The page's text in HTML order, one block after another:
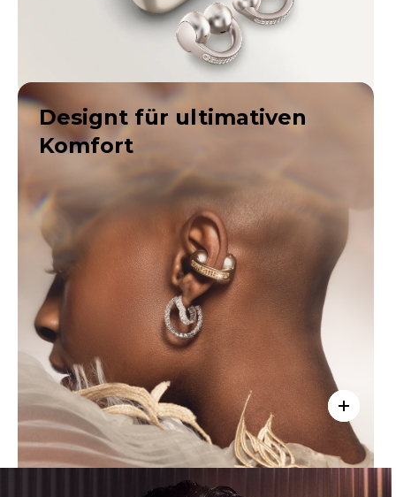
Designt für ultimativen
Komfort